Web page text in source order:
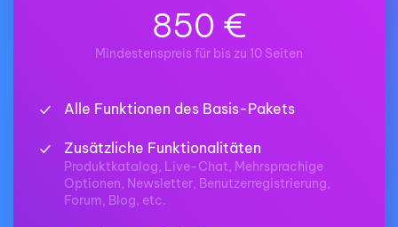
850 €
Mindestenspreis für bis zu 10 Seiten
Alle Funktionen des Basis-Pakets
Zusätzliche Funktionalitäten
Produktkatalog, Live-Chat, Mehrsprachige
Optionen, Newsletter, Benutzerregistrierung,
Forum, Blog, etc.